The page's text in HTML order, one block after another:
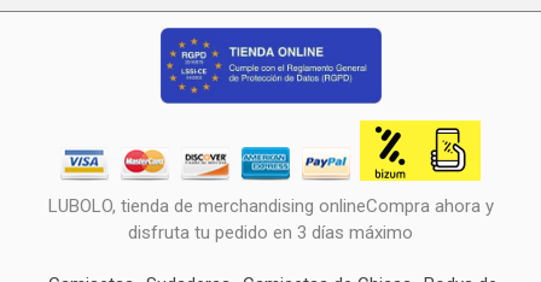
LUBOLO, tienda de merchandising onlineCompra ahora y
disfruta tu pedido en 3 días máximo